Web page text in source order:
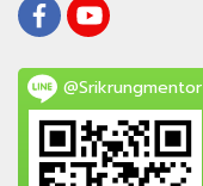
@Srikrungmentor